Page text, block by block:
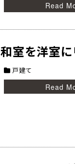
Read
和室を洋室に
戸建て
Read